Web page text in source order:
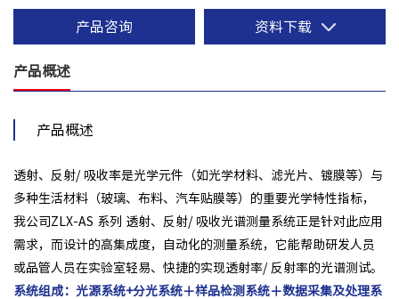
产品咨询 资料下载
产品概述
产品概述
透射、反射/ 吸收率是光学元件（如光学材料、滤光片、镀膜等）与
多种生活材料（玻璃、布料、汽车贴膜等）的重要光学特性指标，
我公司ZLX-AS 系列 透射、反射/ 吸收光谱测量系统正是针对此应用
需求，而设计的高集成度，自动化的测量系统，它能帮助研发人员
或品管人员在实验室轻易、快捷的实现透射率/ 反射率的光谱测试。
系统组成：光源系统+分光系统＋样品检测系统＋数据采集及处理系